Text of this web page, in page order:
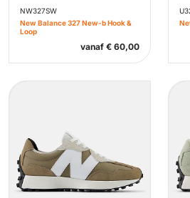
NW327SW
New Balance 327 New-b Hook &
Loop
vanaf € 60,00